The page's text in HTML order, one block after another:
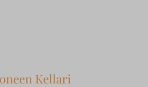
Kellari